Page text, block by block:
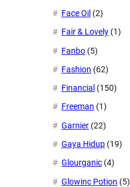
Face Oil (2)
Fair & Lovely (1)
Fanbo (5)
Fashion (62)
Financial (150)
Freeman (1)
Garnier (22)
Gaya Hidup (19)
Glourganic (4)
Glowinc Potion (5)